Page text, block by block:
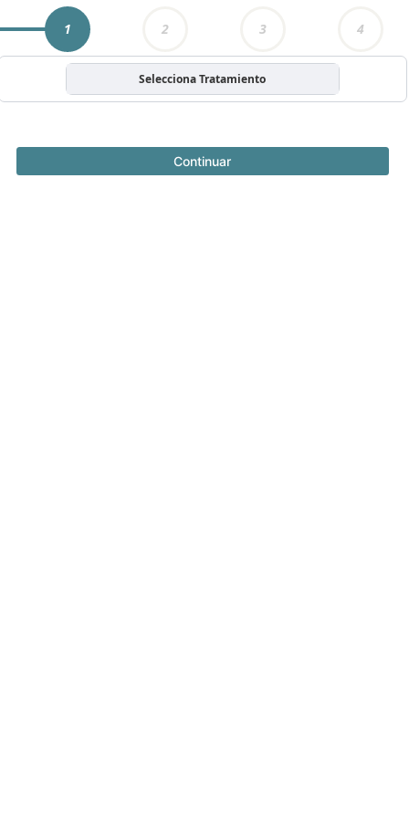
1 2 3 4
Selecciona Tratamiento
Continuar